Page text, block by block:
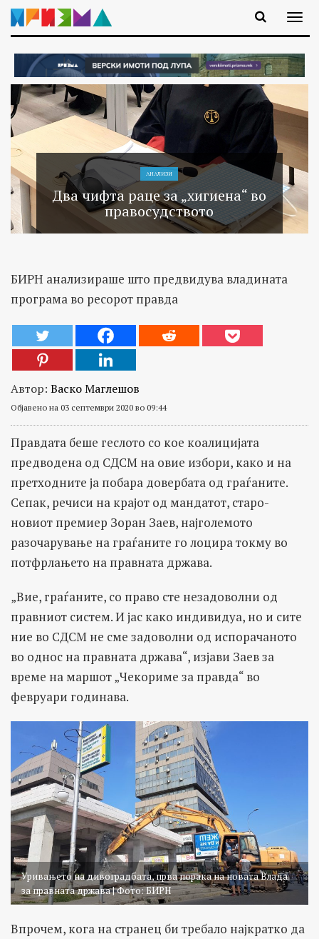
АНАЛИЗИ
Два чифта раце за „хигиена“ во
правосудството
БИРН анализираше што предвидува владината
програма во ресорот правда
Автор: Васко Маглешов
Објавено на 03 септември 2020 во 09:44
Правдата беше геслото со кое коалицијата
предводена од СДСМ на овие избори, како и на
претходните ја побара довербата од граѓаните.
Сепак, речиси на крајот од мандатот, старо-
новиот премиер Зоран Заев, најголемото
разочарување на граѓаните го лоцира токму во
потфрлањето на правната држава.
„Вие, граѓаните, со право сте незадоволни од
правниот систем. И јас како индивидуа, но и сите
ние во СДСМ не сме задоволни од испорачаното
во однос на правната држава“, изјави Заев за
време на маршот „Чекориме за правда“ во
февруари годинава.
Уривањето на дивоградбата, прва порака на новата Влада
за правната држава | Фото: БИРН
Впрочем, кога на странец би требало најкратко да